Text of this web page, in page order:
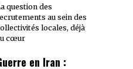
question des
au sein des
locales, déjà
cœur
en Iran :